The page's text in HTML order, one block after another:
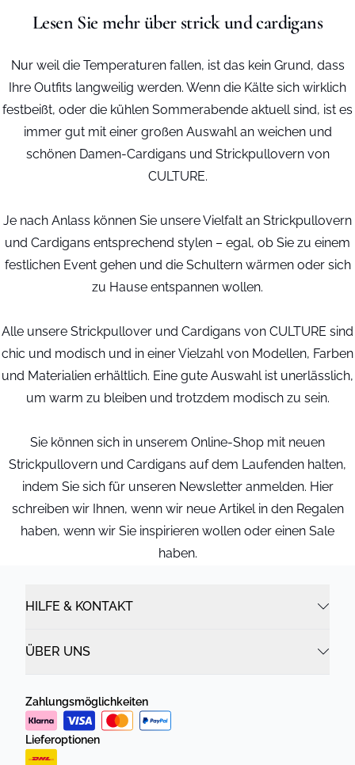
Lesen Sie mehr über strick und cardigans
Nur weil die Temperaturen fallen, ist das kein Grund, dass
Ihre Outfits langweilig werden. Wenn die Kälte sich wirklich
festbeißt, oder die kühlen Sommerabende aktuell sind, ist es
immer gut mit einer großen Auswahl an weichen und
schönen Damen-Cardigans und Strickpullovern von
CULTURE.
Je nach Anlass können Sie unsere Vielfalt an Strickpullovern
und Cardigans entsprechend stylen – egal, ob Sie zu einem
festlichen Event gehen und die Schultern wärmen oder sich
zu Hause entspannen wollen.
Alle unsere Strickpullover und Cardigans von CULTURE sind
chic und modisch und in einer Vielzahl von Modellen, Farben
und Materialien erhältlich. Eine gute Auswahl ist unerlässlich,
um warm zu bleiben und trotzdem modisch zu sein.
Sie können sich in unserem Online-Shop mit neuen
Strickpullovern und Cardigans auf dem Laufenden halten,
indem Sie sich für unseren Newsletter anmelden. Hier
schreiben wir Ihnen, wenn wir neue Artikel in den Regalen
haben, wenn wir Sie inspirieren wollen oder einen Sale
haben.
HILFE & KONTAKT
ÜBER UNS
Zahlungsmöglichkeiten
Lieferoptionen